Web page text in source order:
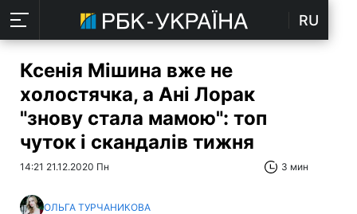
RU
Ксенія Мішина вже не
холостячка, а Ані Лорак
"знову стала мамою": топ
чуток і скандалів тижня
14:21 21.12.2020 Пн 3 мин
ОЛЬГА ТУРЧАНИКОВА